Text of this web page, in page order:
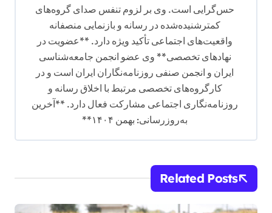
حس‌گرایی است. وی بر لزوم تنفس صدای گروه‌های
کمترشنیده‌شده در رسانه و بازنمایی منصفانه
واقعیت‌های اجتماعی تأکید ویژه دارد. **عضویت در
نهادهای تخصصی** وی عضو انجمن جامعه‌شناسی
ایران و انجمن صنفی روزنامه‌نگاران ایران است و در
کارگروه‌های تخصصی مرتبط با اخلاق رسانه و
روزنامه‌نگاری اجتماعی مشارکت فعال دارد. **آخرین
به‌روزرسانی: بهمن ۱۴۰۴**
Related Posts